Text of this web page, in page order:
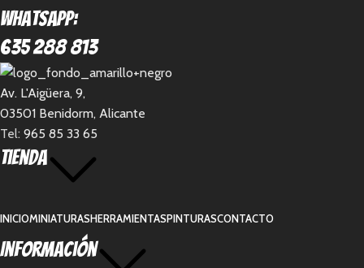
Whatsapp:
635 288 813
Av. L'Aigüera, 9,
03501 Benidorm, Alicante
Tel: 965 85 33 65
Tienda
INICIOMINIATURASHERRAMIENTASPINTURASCONTACTO
Información